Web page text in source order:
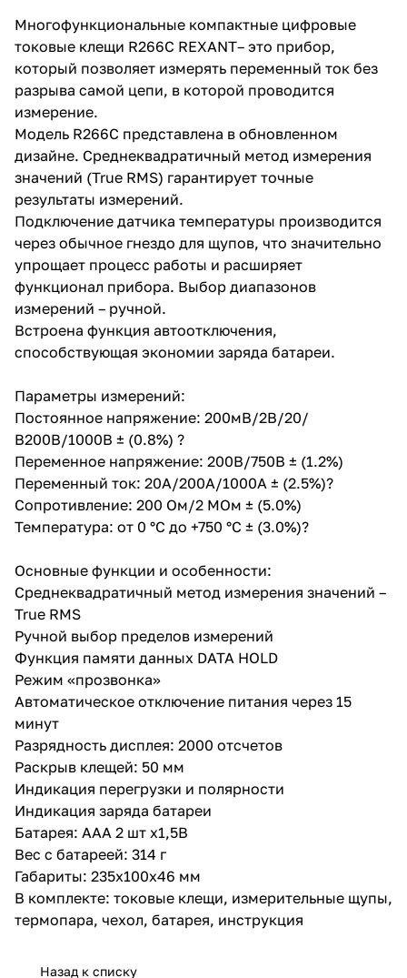
Многофункциональные компактные цифровые
токовые клещи R266C REXANT– это прибор,
который позволяет измерять переменный ток без
разрыва самой цепи, в которой проводится
измерение.
Модель R266C представлена в обновленном
дизайне. Среднеквадратичный метод измерения
значений (True RMS) гарантирует точные
результаты измерений.
Подключение датчика температуры производится
через обычное гнездо для щупов, что значительно
упрощает процесс работы и расширяет
функционал прибора. Выбор диапазонов
измерений – ручной.
Встроена функция автоотключения,
способствующая экономии заряда батареи.
Параметры измерений:
Постоянное напряжение: 200мВ/2В/20/
В200В/1000В ± (0.8%) ?
Переменное напряжение: 200В/750В ± (1.2%)
Переменный ток: 20A/200A/1000A ± (2.5%)?
Сопротивление: 200 Ом/2 МОм ± (5.0%)
Температура: от 0 °С до +750 °С ± (3.0%)?
Основные функции и особенности:
Среднеквадратичный метод измерения значений –
True RMS
Ручной выбор пределов измерений
Функция памяти данных DATA HOLD
Режим «прозвонка»
Автоматическое отключение питания через 15
минут
Разрядность дисплея: 2000 отсчетов
Раскрыв клещей: 50 мм
Индикация перегрузки и полярности
Индикация заряда батареи
Батарея: ААА 2 шт х1,5В
Вес с батареей: 314 г
Габариты: 235х100х46 мм
В комплекте: токовые клещи, измерительные щупы,
термопара, чехол, батарея, инструкция
Назад к списку